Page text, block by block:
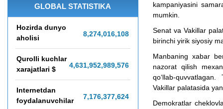
GLOBAL STATISTIKA
8,274,016,112
Hozirda dunyo
aholisi
4,631,953,099,690
Qurolli kuchlar
xarajatlari $
7,176,377,652
Internetdan
foydalanuvchilar
kampaniyasini
mumkin.
Senat va Vakillar
birinchi yirik siyosiy
Manbaning xabar
nazorat qilish
qo‘llab-
Vakillar palatasida
Demokratlar